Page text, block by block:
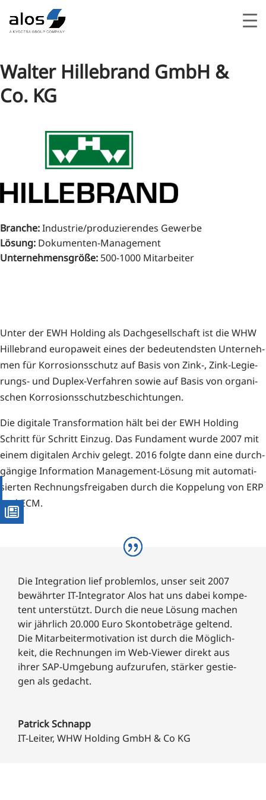
Walter Hillebrand GmbH &
Co. KG
Branche:Industrie/produzierendes Gewerbe
Lösung: Dokumenten-Management
Unternehmensgröße: 500-1000 Mitarbeiter
Unter der EWH Hol­ding als Dach­ge­sell­schaft ist die WHW
Hil­le­brand euro­pa­weit eines der bedeu­tends­ten Unter­neh­
men für Kor­ro­si­ons­schutz auf Basis von Zink‑, Zink-Legie­
rungs- und Duplex-Ver­fah­ren sowie auf Basis von orga­ni­
schen Korrosionsschutzbeschichtungen.
Die digi­ta­le Trans­for­ma­ti­on hält bei der EWH Hol­ding
Schritt für Schritt Ein­zug. Das Fun­da­ment wur­de 2007 mit
einem digi­ta­len Archiv gelegt. 2016 folg­te dann eine durch­
gän­gi­ge Infor­ma­ti­on Manage­ment-Lösung mit auto­ma­ti­
sier­ten Rech­nungs­frei­ga­ben durch die Kop­pe­lung von ERP
und ECM.
Die Inte­gra­ti­on lief pro­blem­los, unser seit 2007
bewähr­ter IT-Inte­gra­tor Alos hat uns dabei kom­pe­
tent unter­stützt. Durch die neue Lösung machen
wir jähr­lich 20.000 Euro Skon­to­be­trä­ge gel­tend.
Die Mit­ar­bei­ter­mo­ti­va­ti­on ist durch die Mög­lich­
keit, die Rech­nun­gen im Web-View­er direkt aus
ihrer SAP-Umge­bung auf­zu­ru­fen, stär­ker gestie­
gen als gedacht.
Patrick Schnapp
IT-Lei­ter, WHW Hol­ding GmbH & Co KG